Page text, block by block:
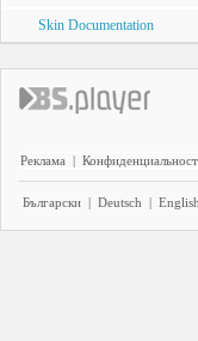
Skin Documentation
Реклама |
Български | Deutsch | English